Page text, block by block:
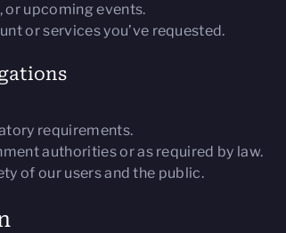
or upcoming events.
or services you’ve requested.
requirements.
authorities or as required by law.
of our users and the public.